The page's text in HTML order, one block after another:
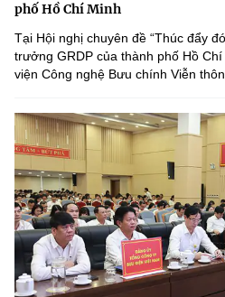
phố Hồ Chí Minh
Tại Hội nghị chuyên đề “Thúc đẩy
trưởng GRDP của thành phố Hồ
viện Công nghệ Bưu chính Viễn